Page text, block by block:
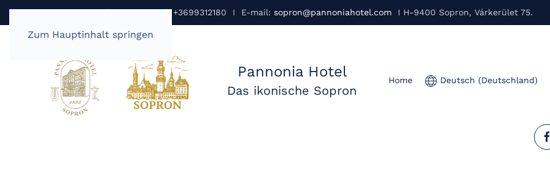
Zum Hauptinhalt springen
Pannonia Hotel Sopron I Tel: +3699312180 I E-mail: sopron@pannoniahotel.com I H-9400 Sopron, Várkerület 75.
Pannonia Hotel
Das ikonische Sopron
Home Deutsch (Deutschland)